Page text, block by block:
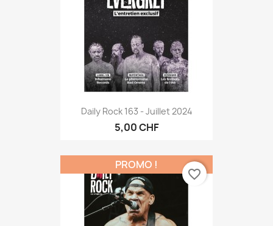
Daily Rock 163 - Juillet 2024
5,00 CHF
PROMO !
favorite_border